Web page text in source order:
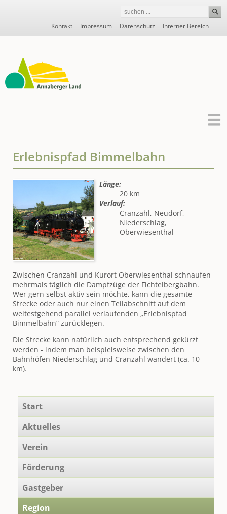
Navigation
überspringen
Kontakt Impressum Datenschutz Interner Bereich
Erlebnispfad Bimmelbahn
Länge:
20 km
Verlauf:
Cranzahl, Neudorf,
Niederschlag,
Oberwiesenthal
Zwischen Cranzahl und Kurort Oberwiesenthal schnaufen
mehrmals täglich die Dampfzüge der Fichtelbergbahn.
Wer gern selbst aktiv sein möchte, kann die gesamte
Strecke oder auch nur einen Teilabschnitt auf dem
weitestgehend parallel verlaufenden „Erlebnispfad
Bimmelbahn“ zurücklegen.
Die Strecke kann natürlich auch entsprechend gekürzt
werden - indem man beispielsweise zwischen den
Bahnhöfen Niederschlag und Cranzahl wandert (ca. 10
km).
überspringen
Start
Aktuelles
Verein
Förderung
Gastgeber
Region